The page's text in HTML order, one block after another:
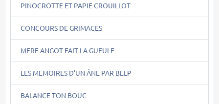
PINOCROTTE ET PAPIE CROUILLOT
CONCOURS DE GRIMACES
MERE ANGOT FAIT LA GUEULE
LES MEMOIRES D'UN ÂNE PAR BELP
BALANCE TON BOUC